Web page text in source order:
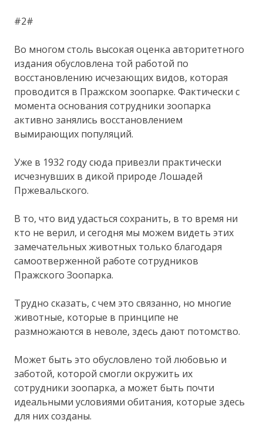
#2#
Во многом столь высокая оценка авторитетного
издания обусловлена той работой по
восстановлению исчезающих видов, которая
проводится в Пражском зоопарке. Фактически с
момента основания сотрудники зоопарка
активно занялись восстановлением
вымирающих популяций.
Уже в 1932 году сюда привезли практически
исчезнувших в дикой природе Лошадей
Пржевальского.
В то, что вид удасться сохранить, в то время ни
кто не верил, и сегодня мы можем видеть этих
замечательных животных только благодаря
самоотверженной работе сотрудников
Пражского Зоопарка.
Трудно сказать, с чем это связанно, но многие
животные, которые в принципе не
размножаются в неволе, здесь дают потомство.
Может быть это обусловлено той любовью и
заботой, которой смогли окружить их
сотрудники зоопарка, а может быть почти
идеальными условиями обитания, которые здесь
для них созданы.